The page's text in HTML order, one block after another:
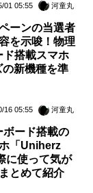
01 05:55 河童丸
ーンの当選者
を示唆！物理
搭載スマホ
の新機種を準
16 05:55 河童丸
ード搭載の
「Uniherz
に使って気が
とめて紹介